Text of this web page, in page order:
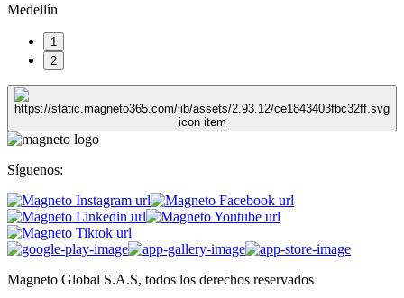
Medellín
1
2
Síguenos:
Magneto Global S.A.S, todos los derechos reservados